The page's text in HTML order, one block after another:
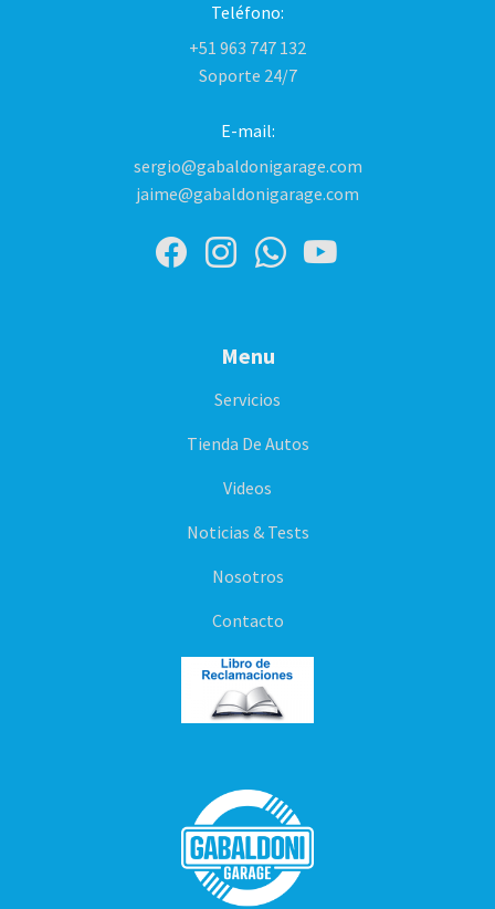
Teléfono:
+51 963 747 132
Soporte 24/7
E-mail:
sergio@gabaldonigarage.com
jaime@gabaldonigarage.com
Menu
Servicios
Tienda De Autos
Videos
Noticias & Tests
Nosotros
Contacto